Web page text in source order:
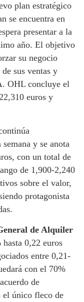
plan estratégico
se encuentra en
presentar a la
año. El objetivo
su negocio
sus ventas y
OHL concluye el
euros y
y se anota
con un total de
de 1,900-2,240
sobre el valor,
protagonista
de Alquiler
0,22 euros
entre 0,21-
con el 70%
de
el único fleco de